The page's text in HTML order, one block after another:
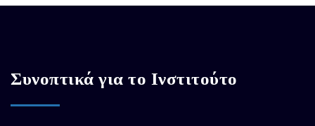
Συνοπτικά για το Ινστιτούτο